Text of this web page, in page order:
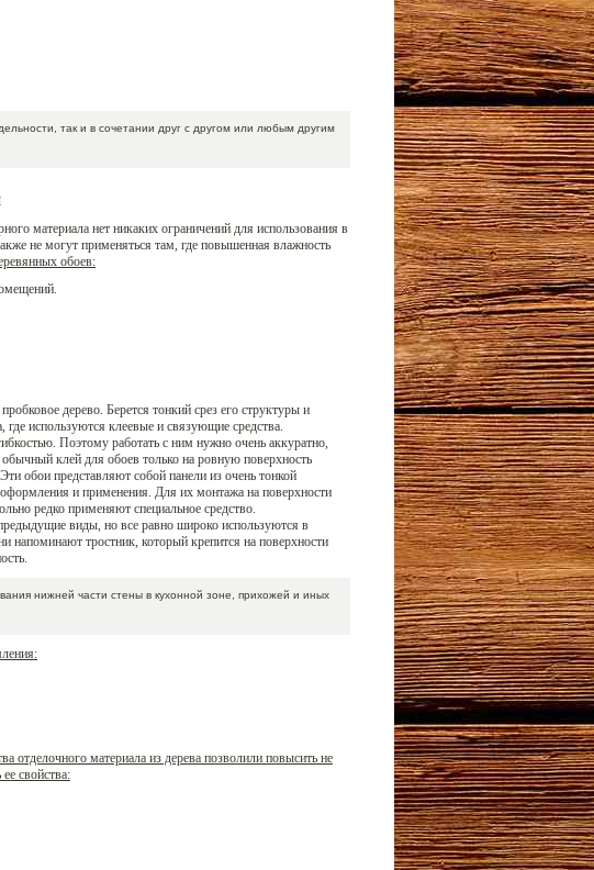
так и в сочетании друг с другом или любым другим
материала нет никаких ограничений для использования в
не могут применяться там, где повышенная влажность
обоев:
дерево. Берется тонкий срез его структуры и
где используются клеевые и связующие средства.
Поэтому работать с ним нужно очень аккуратно,
клей для обоев только на ровную поверхность
обои представляют собой панели из очень тонкой
и применения. Для их монтажа на поверхности
редко применяют специальное средство.
виды, но все равно широко используются в
тростник, который крепится на поверхности
нижней части стены в кухонной зоне, прихожей и иных
отделочного материала из дерева позволили повысить не
свойства: